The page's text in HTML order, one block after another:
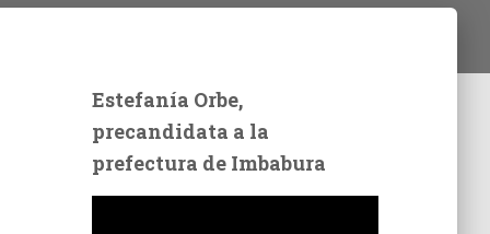
Estefanía Orbe,
precandidata a la
prefectura de Imbabura